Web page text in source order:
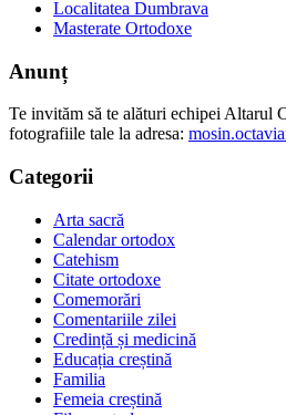
Localitatea Dumbrava
Masterate Ortodoxe
Anunț
Te invităm să te alături echipei Altarul
fotografiile tale la adresa:
Categorii
Arta sacră
Calendar ortodox
Catehism
Citate ortodoxe
Comemorări
Comentariile zilei
Credință și medicină
Educația creștină
Familia
Femeia creștină